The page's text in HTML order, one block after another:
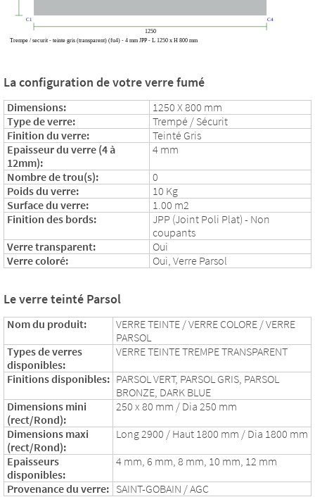
La configuration de votre verre fumé
Dimensions:
1250 X 800 mm
Type de verre:
Trempé / Sécurit
Finition du verre:
Teinté Gris
Epaisseur du verre (4 à
12mm):
4 mm
Nombre de trou(s):
0
Poids du verre:
10 Kg
Surface du verre:
1.00 m2
Finition des bords:
JPP (Joint Poli Plat) - Non
coupants
Verre transparent:
Oui
Verre coloré:
Oui, Verre Parsol
Le verre teinté Parsol
Nom du produit:
VERRE TEINTE / VERRE COLORE / VERRE
PARSOL
Types de verres
disponibles:
VERRE TEINTE TREMPE TRANSPARENT
Finitions disponibles: PARSOL VERT, PARSOL GRIS, PARSOL
BRONZE, DARK BLUE
Dimensions mini
(rect/Rond):
250 x 80 mm / Dia 250 mm
Dimensions maxi
(rect/Rond):
Long 2900 / Haut 1800 mm / Dia 1800 mm
Epaisseurs
disponibles:
4 mm, 6 mm, 8 mm, 10 mm, 12 mm
Provenance du verre: SAINT-GOBAIN / AGC